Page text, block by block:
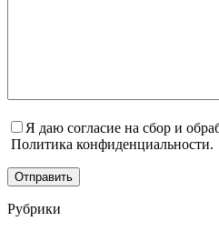
Я даю согласие на сбор и
Политика конфиденциальности.
Отправить
Рубрики